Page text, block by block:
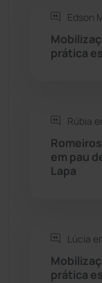
Seabra
Tanhaçu
Edson
prática
Rúbia
em pau
Lapa
Lúcia
prática